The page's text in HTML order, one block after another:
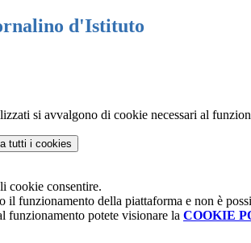
d'Istituto
si avvalgono di cookie necessari al
tutti i cookies
cookie consentire.
il funzionamento della piattaforma e non è
funzionamento potete visionare la COOKIE